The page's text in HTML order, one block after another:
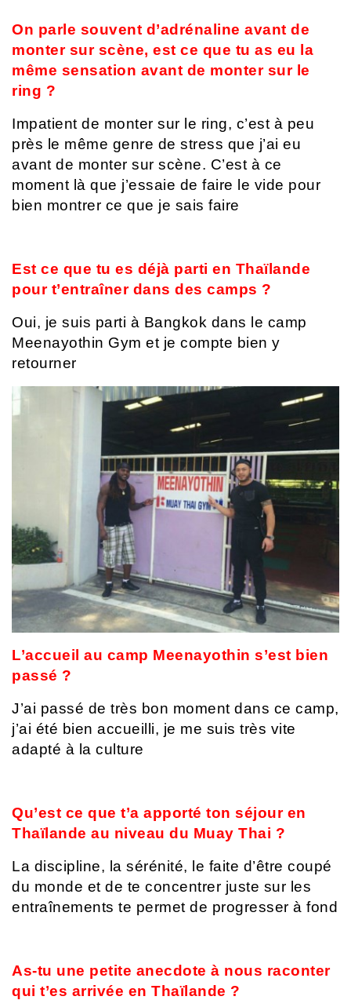
On parle souvent d’adrénaline avant de
monter sur scène, est ce que tu as eu la
même sensation avant de monter sur le
ring ?
Impatient de monter sur le ring, c’est à peu
près le même genre de stress que j’ai eu
avant de monter sur scène. C’est à ce
moment là que j’essaie de faire le vide pour
bien montrer ce que je sais faire
Est ce que tu es déjà parti en Thaïlande
pour t’entraîner dans des camps ?
Oui, je suis parti à Bangkok dans le camp
Meenayothin Gym et je compte bien y
retourner
L’accueil au camp Meenayothin s’est bien
passé ?
J’ai passé de très bon moment dans ce camp,
j’ai été bien accueilli, je me suis très vite
adapté à la culture
Qu’est ce que t’a apporté ton séjour en
Thaïlande au niveau du Muay Thai ?
La discipline, la sérénité, le faite d’être coupé
du monde et de te concentrer juste sur les
entraînements te permet de progresser à fond
As-tu une petite anecdote à nous raconter
qui t’es arrivée en Thaïlande ?